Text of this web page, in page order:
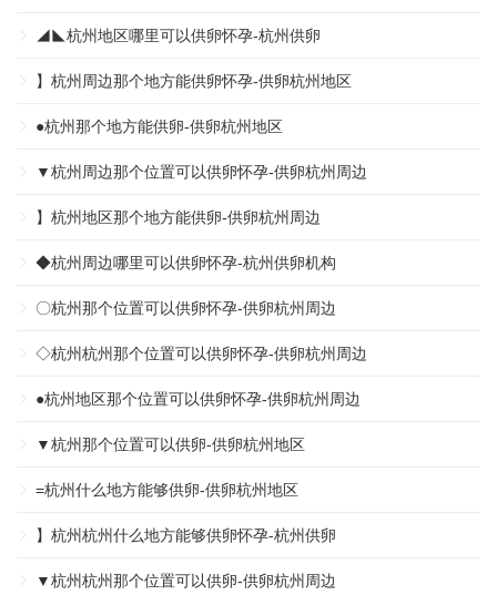
◢◣杭州地区哪里可以供卵怀孕-杭州供卵
】杭州周边那个地方能供卵怀孕-供卵杭州地区
●杭州那个地方能供卵-供卵杭州地区
▼杭州周边那个位置可以供卵怀孕-供卵杭州周边
】杭州地区那个地方能供卵-供卵杭州周边
◆杭州周边哪里可以供卵怀孕-杭州供卵机构
〇杭州那个位置可以供卵怀孕-供卵杭州周边
◇杭州杭州那个位置可以供卵怀孕-供卵杭州周边
●杭州地区那个位置可以供卵怀孕-供卵杭州周边
▼杭州那个位置可以供卵-供卵杭州地区
=杭州什么地方能够供卵-供卵杭州地区
】杭州杭州什么地方能够供卵怀孕-杭州供卵
▼杭州杭州那个位置可以供卵-供卵杭州周边